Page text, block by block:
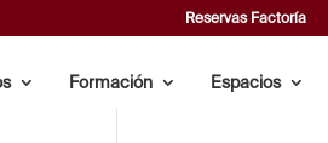
Reservas Factoría
Formación Espacios